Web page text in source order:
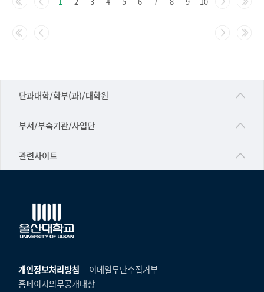
목,
록
단과대학/학부(과)/대학원
■인문대학
▷국어국문학부
▷일본어·일본학과
▷프랑스어·프랑스학과
▷스페인·중남미학과
▷철학·상담학과
부서/부속기관/사업단
공동기기센터
공학교육혁신센터
국제교류처
기초과학연구소
물리BK 미래혁신응집물질물리인재교육연구단
관련사이트
건강가정지원센터
교수협의회
노동조합
생명윤리위원회
온라인 기술거래 플랫폼
울산대신문
개인정보처리방침
이메일무단수집거부
홈페이지의무공개대상